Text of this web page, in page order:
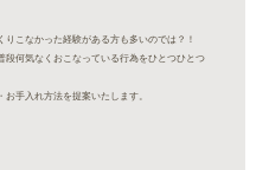
こなかった経験がある方も多いのでは？！
段何気なくおこなっている行為をひとつひとつ
手入れ方法を提案いたします。
０